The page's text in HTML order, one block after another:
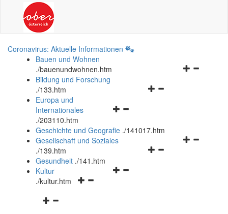
Coronavirus: Aktuelle Informationen
Bauen und Wohnen
./bauenundwohnen.htm
Navigationsmenü
Bildung und Forschung
./133.htm
Navigationsmenü
und
schließen
Europa und
Internationales
./203110.htm
Geschichte und Geografie ./141017.htm
Navigationsmenü
Gesellschaft und Soziales
./139.htm
Navigationsmenü
Gesundheit ./141.htm
Navigationsmenü
Kultur
./kultur.htm
Navigationsmenü